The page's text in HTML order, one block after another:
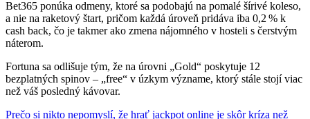
Bet365 ponúka odmeny, ktoré sa podobajú na pomalé šírivé koleso,
a nie na raketový štart, pričom každá úroveň pridáva iba 0,2 % k
cash back, čo je takmer ako zmena nájomného v hosteli s čerstvým
náterom.
Fortuna sa odlišuje tým, že na úrovni „Gold“ poskytuje 12
bezplatných spinov – „free“ v úzkym význame, ktorý stále stojí viac
než váš posledný kávovar.
Prečo si nikto nepomyslí, že hrať jackpot online je skôr kríza než